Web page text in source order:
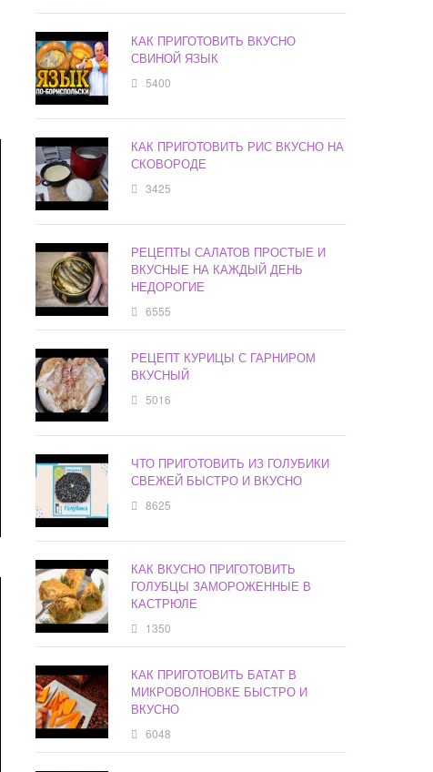
КАК ПРИГОТОВИТЬ ВКУСНО
СВИНОЙ ЯЗЫК
5400
КАК ПРИГОТОВИТЬ РИС ВКУСНО НА
СКОВОРОДЕ
3425
РЕЦЕПТЫ САЛАТОВ ПРОСТЫЕ И
ВКУСНЫЕ НА КАЖДЫЙ ДЕНЬ
НЕДОРОГИЕ
6555
РЕЦЕПТ КУРИЦЫ С ГАРНИРОМ
ВКУСНЫЙ
5016
ЧТО ПРИГОТОВИТЬ ИЗ ГОЛУБИКИ
СВЕЖЕЙ БЫСТРО И ВКУСНО
8625
КАК ВКУСНО ПРИГОТОВИТЬ
ГОЛУБЦЫ ЗАМОРОЖЕННЫЕ В
КАСТРЮЛЕ
1350
КАК ПРИГОТОВИТЬ БАТАТ В
МИКРОВОЛНОВКЕ БЫСТРО И
ВКУСНО
6048